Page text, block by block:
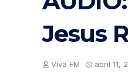
Jesus
Viva FM abril 11,